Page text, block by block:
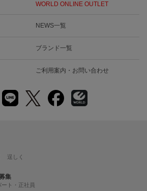
WORLD ONLINE OUTLET
NEWS一覧
ブランド一覧
ご利用案内・お問い合わせ
逞しく
集
ト・正社員